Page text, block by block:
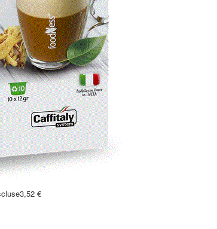
3,52 €